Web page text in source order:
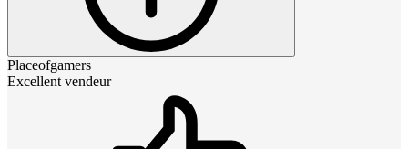
Placeofgamers
Excellent vendeur